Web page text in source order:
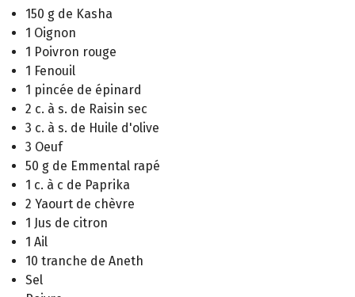
150 g de Kasha
1 Oignon
1 Poivron rouge
1 Fenouil
1 pincée de épinard
2 c. à s. de Raisin sec
3 c. à s. de Huile d'olive
3 Oeuf
50 g de Emmental rapé
1 c. à c de Paprika
2 Yaourt de chèvre
1 Jus de citron
1 Ail
10 tranche de Aneth
Sel